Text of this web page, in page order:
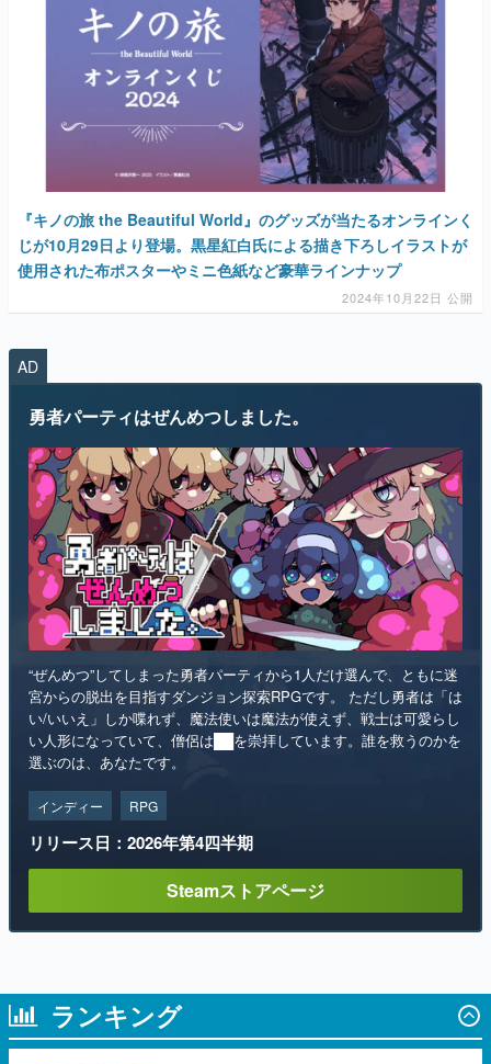
『キノの旅 the Beautiful World』のグッズが当たるオンラインく
じが10月29日より登場。黒星紅白氏による描き下ろしイラストが
使用された布ポスターやミニ色紙など豪華ラインナップ
2024年10月22日 公開
AD
“ぜんめつ”してしまった勇者パーティから1人だけ選んで、ともに迷
宮からの脱出を目指すダンジョン探索RPGです。 ただし勇者は「は
い/いいえ」しか喋れず、魔法使いは魔法が使えず、戦士は可愛らし
選ぶのは、あなたです。
インディー RPG
リリース日：2026年第4四半期
ランキング
1
「パリィ」や「ローリング」で女の子と会
話するソウルライク恋愛ゲーム『小早川さ
んはソウルライク』無料公開。返事に失敗